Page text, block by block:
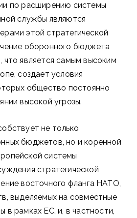
по расширению системы
службы являются
этой стратегической
оборонного бюджета
является самым высоким
создает условия
общество постоянно
высокой угрозы.
не только
бюджетов, но и коренной
системы
стратегической
восточного фланга НАТО,
выделяемых на совместные
в рамках ЕС, и, в частности,